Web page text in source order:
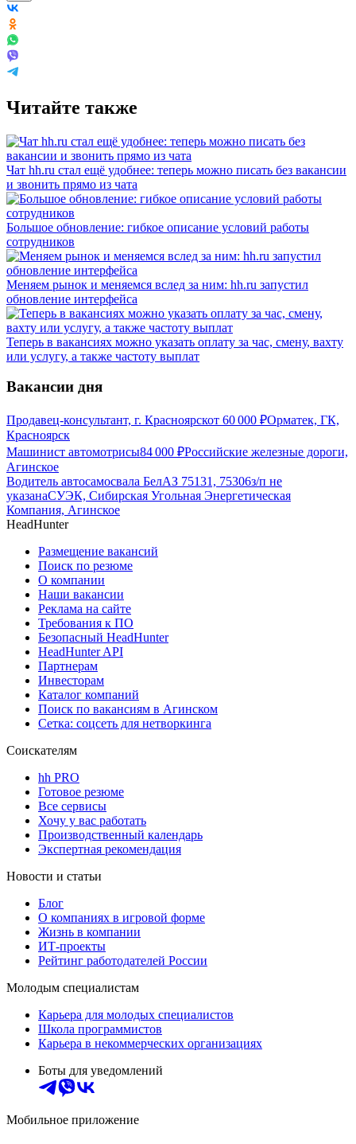
Читайте также
Чат hh.ru стал ещё удобнее: теперь можно писать без вакансии
и звонить прямо из чата
Большое обновление: гибкое описание условий работы
сотрудников
Меняем рынок и меняемся вслед за ним: hh.ru запустил
обновление интерфейса
Теперь в вакансиях можно указать оплату за час, смену, вахту
или услугу, а также частоту выплат
Вакансии дня
Продавец-консультант, г. Красноярскот 60 000 ₽Орматек, ГК,
Красноярск
Машинист автомотрисы84 000 ₽Российские железные дороги,
Агинское
Водитель автосамосвала БелАЗ 75131, 75306з/п не
указанаСУЭК, Сибирская Угольная Энергетическая
Компания, Агинское
HeadHunter
Размещение вакансий
Поиск по резюме
О компании
Наши вакансии
Реклама на сайте
Требования к ПО
Безопасный HeadHunter
HeadHunter API
Партнерам
Инвесторам
Каталог компаний
Поиск по вакансиям в Агинском
Сетка: соцсеть для нетворкинга
Соискателям
hh PRO
Готовое резюме
Все сервисы
Хочу у вас работать
Производственный календарь
Экспертная рекомендация
Новости и статьи
Блог
О компаниях в игровой форме
Жизнь в компании
ИТ-проекты
Рейтинг работодателей России
Молодым специалистам
Карьера для молодых специалистов
Школа программистов
Карьера в некоммерческих организациях
Боты для уведомлений
Мобильное приложение